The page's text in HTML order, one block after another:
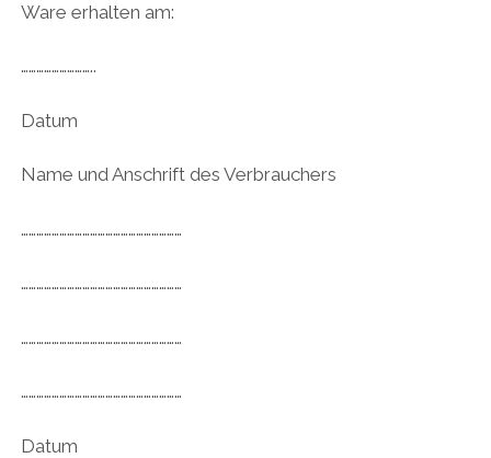
Ware erhalten am:
………………………..
Datum
Name und Anschrift des Verbrauchers
………………………………………………………
………………………………………………………
………………………………………………………
………………………………………………………
Datum